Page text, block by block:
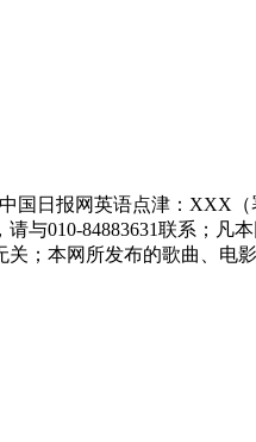
国日报网英语点津：XXX
与010-84883631联系；
；本网所发布的歌曲、电